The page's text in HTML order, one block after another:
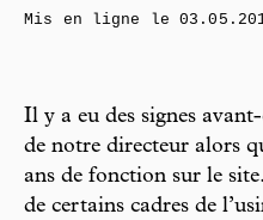
Il y a eu des signes
de notre directeur alors
ans de fonction sur le
de certains cadres de
Mis en ligne le